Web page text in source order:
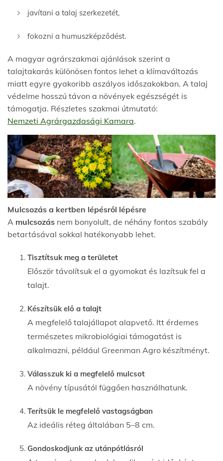
javítani a talaj szerkezetét,
fokozni a humuszképződést.
A magyar agrárszakmai ajánlások szerint a
talajtakarás különösen fontos lehet a klímaváltozás
miatt egyre gyakoribb aszályos időszakokban. A talaj
védelme hosszú távon a növények egészségét is
támogatja. Részletes szakmai útmutató:
Nemzeti Agrárgazdasági Kamara.
Mulcsozás a kertben lépésről lépésre
A mulcsozás nem bonyolult, de néhány fontos szabály
betartásával sokkal hatékonyabb lehet.
Tisztítsuk meg a területet
Először távolítsuk el a gyomokat és lazítsuk fel a
talajt.
Készítsük elő a talajt
A megfelelő talajállapot alapvető. Itt érdemes
természetes mikrobiológiai támogatást is
alkalmazni, például Greenman Agro készítményt.
Válasszuk ki a megfelelő mulcsot
A növény típusától függően használhatunk.
Terítsük le megfelelő vastagságban
Az ideális réteg általában 5–8 cm.
Gondoskodjunk az utánpótlásról